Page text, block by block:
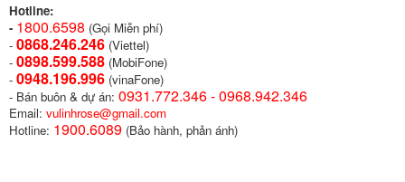
Hotline:
- 1800.6598 (Gọi Miễn phí)
- 0868.246.246 (Viettel)
- 0898.599.588 (MobiFone)
- 0948.196.996 (vinaFone)
- Bán buôn & dự án: 0931.772.346 - 0968.942.346
Email: vulinhrose@gmail.com
Hotline: 1900.6089 (Bảo hành, phản ánh)